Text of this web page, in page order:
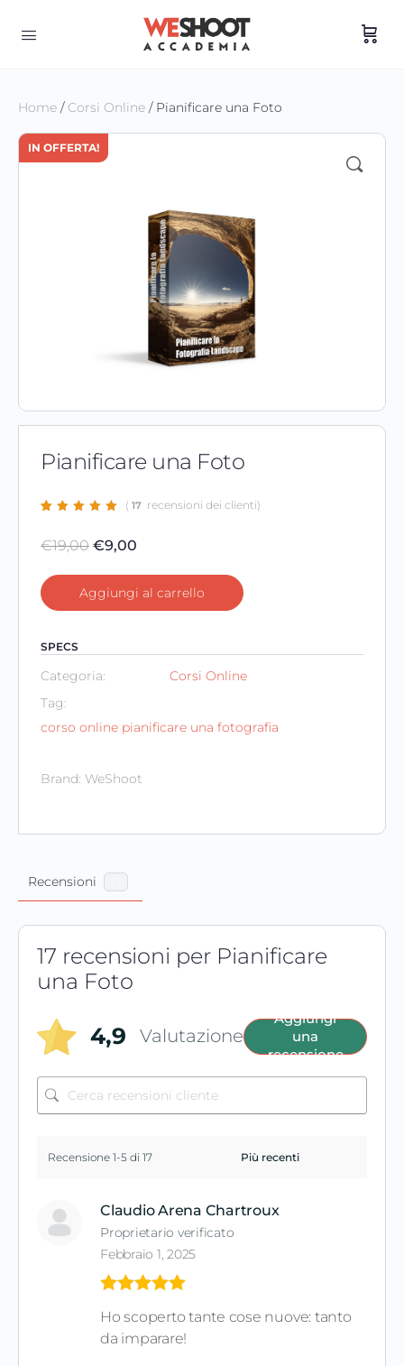
Home / Corsi Online / Pianificare una Foto
IN OFFERTA!
Pianificare una Foto
base di
recensioni
( 17 recensioni dei clienti)
€19,00 Il
originale
€9,00
attuale
Aggiungi al carrello
SPECS
Categoria:
Corsi Online
Tag:
corso online pianificare una fotografia
Brand: WeShoot
Recensioni
17 recensioni per Pianificare
una Foto
4,9 Valutazione
Aggiungi
una
recensione
Recensione 1-5 di 17
Claudio Arena Chartroux
Proprietario verificato
Febbraio 1, 2025
su 5
Ho scoperto tante cose nuove: tanto
da imparare!